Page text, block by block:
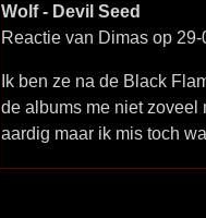
Wolf - Devil Seed
Reactie van Dimas op
Ik ben ze na de Black
de albums me niet
aardig maar ik mis toch